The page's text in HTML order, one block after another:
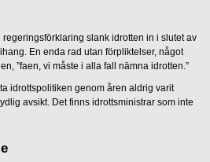
slank idrotten in i slutet av
En enda rad utan förpliktelser, något
”faen, vi måste i alla fall nämna idrotten.”
idrottspolitiken genom åren aldrig varit
avsikt. Det finns idrottsministrar som inte